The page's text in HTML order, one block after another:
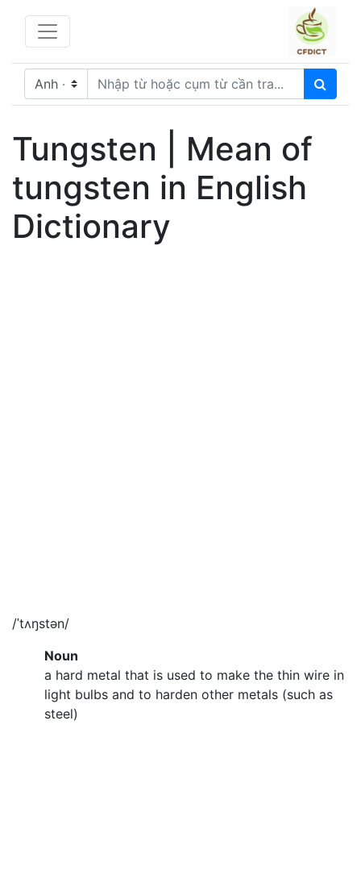
Tungsten | Mean of
tungsten in English
Dictionary
/ˈtʌŋstən/
Noun
a hard metal that is used to make the thin wire in
light bulbs and to harden other metals (such as
steel)